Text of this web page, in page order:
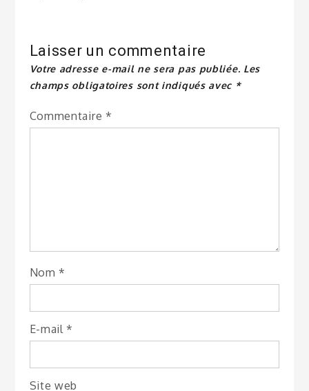
Laisser un commentaire
Votre adresse e-mail ne sera pas publiée. Les
champs obligatoires sont indiqués avec *
Commentaire *
Nom *
E-mail *
Site web